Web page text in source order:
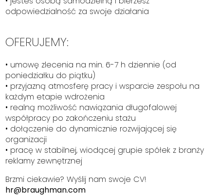
odpowiedzialność za swoje działania
OFERUJEMY:
• umowę zlecenia na min. 6-7 h dziennie (od
poniedziałku do piątku)
• przyjazną atmosferę pracy i wsparcie zespołu na
każdym etapie wdrożenia
• realną możliwość nawiązania długofalowej
współpracy po zakończeniu stażu
• dołączenie do dynamicznie rozwijającej się
organizacji
• pracę w stabilnej, wiodącej grupie spółek z branży
reklamy zewnętrznej
Brzmi ciekawie? Wyślij nam swoje CV!
hr@braughman.com